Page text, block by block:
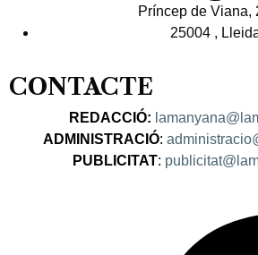
Príncep de Viana,
25004 ,
CONTACTE
REDACCIÓ:
ADMINISTRACIÓ:
PUBLICITAT: